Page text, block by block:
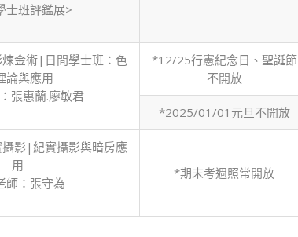
士班評鑑展>
金術|日間學士班：色
論與應用
張惠蘭.廖敏君
*12/25行憲紀念日、聖誕節
不開放
*2025/01/01元旦不開放
影|紀實攝影與暗房應
用
師：張守為
*期末考週照常開放